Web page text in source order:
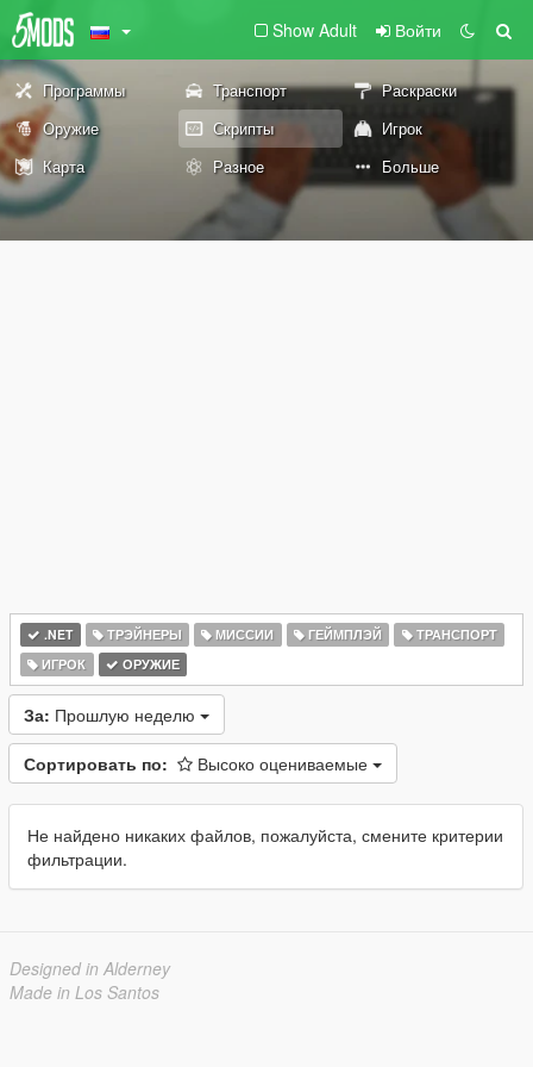
Show Adult Войти
Программы Транспорт
Раскраски
Оружие
Скрипты
Игрок
Карта
Разное Больше
.NET ТРЭЙНЕРЫ МИССИИ ГЕЙМПЛЭЙ
ТРАНСПОРТ
ИГРОК
ОРУЖИЕ
За: Прошлую неделю
Сортировать по: Высоко оцениваемые
Не найдено никаких файлов, пожалуйста, смените критерии
фильтрации.
Designed in Alderney
Made in Los Santos